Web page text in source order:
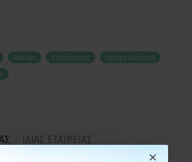
Hellas Καλόγερος
Ομπρελοθήκη
ΙΔΙΑΣ ΕΤΑΙΡΕΙΑΣ